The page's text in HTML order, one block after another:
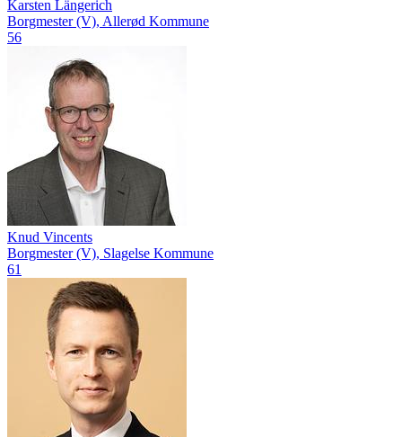
Karsten Längerich
Borgmester (V), Allerød Kommune
56
Knud Vincents
Borgmester (V), Slagelse Kommune
61